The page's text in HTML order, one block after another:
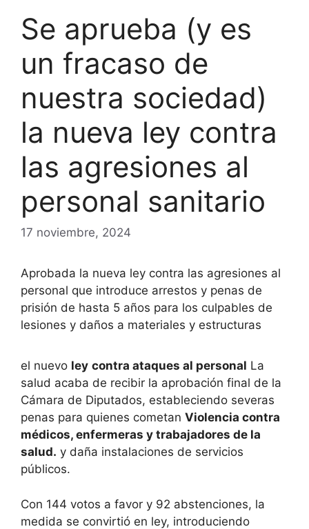
Se aprueba (y es
un fracaso de
nuestra sociedad)
la nueva ley contra
las agresiones al
personal sanitario
17 noviembre, 2024
Aprobada la nueva ley contra las agresiones al
personal que introduce arrestos y penas de
prisión de hasta 5 años para los culpables de
lesiones y daños a materiales y estructuras
el nuevo ley contra ataques al personal La
salud acaba de recibir la aprobación final de la
Cámara de Diputados, estableciendo severas
penas para quienes cometan Violencia contra
médicos, enfermeras y trabajadores de la
salud. y daña instalaciones de servicios
públicos.
Con 144 votos a favor y 92 abstenciones, la
medida se convirtió en ley, introduciendo